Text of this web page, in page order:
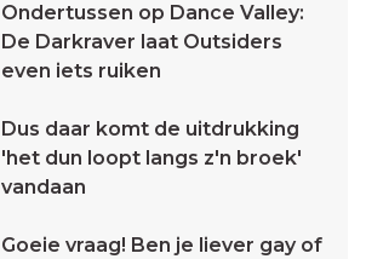
Ondertussen op Dance Valley:
De Darkraver laat Outsiders
even iets ruiken
Dus daar komt de uitdrukking
'het dun loopt langs z'n broek'
vandaan
Goeie vraag! Ben je liever gay of